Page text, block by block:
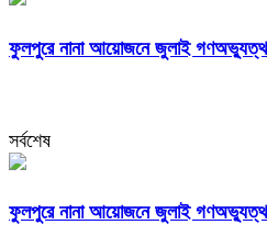
ফুলপুরে নানা আয়োজনে জুলাই
সর্বশেষ
ফুলপুরে নানা আয়োজনে জুলাই